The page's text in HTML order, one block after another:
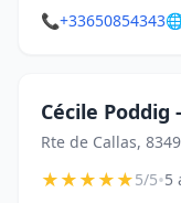
📞+33650854343
Cécile Poddig
Rte de Callas,
★★★★★5/5•5